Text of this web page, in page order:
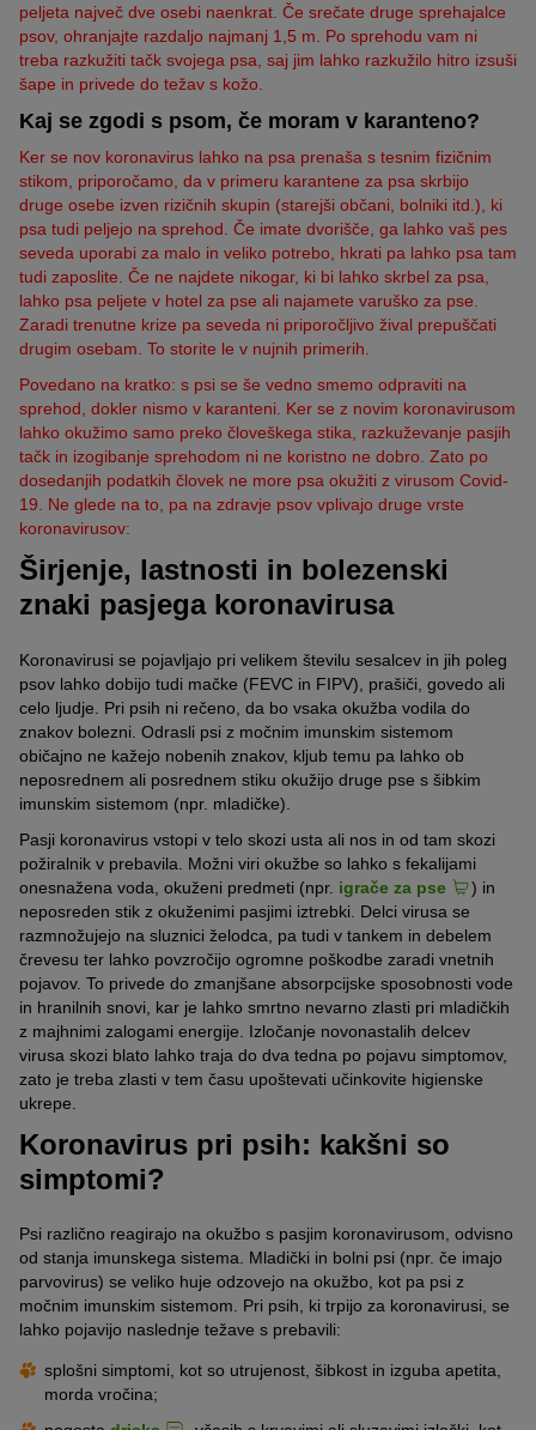
peljeta največ dve osebi naenkrat. Če srečate druge sprehajalce
psov, ohranjajte razdaljo najmanj 1,5 m. Po sprehodu vam ni
treba razkužiti tačk svojega psa, saj jim lahko razkužilo hitro izsuši
šape in privede do težav s kožo.
Kaj se zgodi s psom, če moram v karanteno?
Ker se nov koronavirus lahko na psa prenaša s tesnim fizičnim
stikom, priporočamo, da v primeru karantene za psa skrbijo
druge osebe izven rizičnih skupin (starejši občani, bolniki itd.), ki
psa tudi peljejo na sprehod. Če imate dvorišče, ga lahko vaš pes
seveda uporabi za malo in veliko potrebo, hkrati pa lahko psa tam
tudi zaposlite. Če ne najdete nikogar, ki bi lahko skrbel za psa,
lahko psa peljete v hotel za pse ali najamete varuško za pse.
Zaradi trenutne krize pa seveda ni priporočljivo žival prepuščati
drugim osebam. To storite le v nujnih primerih.
Povedano na kratko: s psi se še vedno smemo odpraviti na
sprehod, dokler nismo v karanteni. Ker se z novim koronavirusom
lahko okužimo samo preko človeškega stika, razkuževanje pasjih
tačk in izogibanje sprehodom ni ne koristno ne dobro. Zato po
dosedanjih podatkih človek ne more psa okužiti z virusom Covid-
19. Ne glede na to, pa na zdravje psov vplivajo druge vrste
koronavirusov:
Širjenje, lastnosti in bolezenski
znaki pasjega koronavirusa
Koronavirusi se pojavljajo pri velikem številu sesalcev in jih poleg
psov lahko dobijo tudi mačke (FEVC in FIPV), prašiči, govedo ali
celo ljudje. Pri psih ni rečeno, da bo vsaka okužba vodila do
znakov bolezni. Odrasli psi z močnim imunskim sistemom
običajno ne kažejo nobenih znakov, kljub temu pa lahko ob
neposrednem ali posrednem stiku okužijo druge pse s šibkim
imunskim sistemom (npr. mladičke).
Pasji koronavirus vstopi v telo skozi usta ali nos in od tam skozi
požiralnik v prebavila. Možni viri okužbe so lahko s fekalijami
onesnažena voda, okuženi predmeti (npr. igrače za pse
) in
neposreden stik z okuženimi pasjimi iztrebki. Delci virusa se
razmnožujejo na sluznici želodca, pa tudi v tankem in debelem
črevesu ter lahko povzročijo ogromne poškodbe zaradi vnetnih
pojavov. To privede do zmanjšane absorpcijske sposobnosti vode
in hranilnih snovi, kar je lahko smrtno nevarno zlasti pri mladičkih
z majhnimi zalogami energije. Izločanje novonastalih delcev
virusa skozi blato lahko traja do dva tedna po pojavu simptomov,
zato je treba zlasti v tem času upoštevati učinkovite higienske
ukrepe.
Koronavirus pri psih: kakšni so
simptomi?
Psi različno reagirajo na okužbo s pasjim koronavirusom, odvisno
od stanja imunskega sistema. Mladički in bolni psi (npr. če imajo
parvovirus) se veliko huje odzovejo na okužbo, kot pa psi z
močnim imunskim sistemom. Pri psih, ki trpijo za koronavirusi, se
lahko pojavijo naslednje težave s prebavili:
splošni simptomi, kot so utrujenost, šibkost in izguba apetita,
morda vročina;